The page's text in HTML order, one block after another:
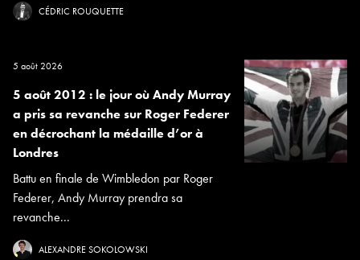
CÉDRIC ROUQUETTE
5 août 2026
5 août 2012 : le jour où Andy Murray
a pris sa revanche sur Roger Federer
en décrochant la médaille d’or à
Londres
Battu en finale de Wimbledon par Roger
Federer, Andy Murray prendra sa
revanche...
ALEXANDRE SOKOLOWSKI